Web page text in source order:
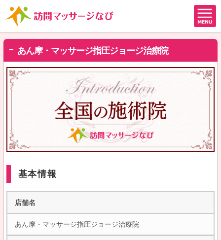
あん摩・マッサージ指圧ジョージ治療院
基本情報
店舗名
あん摩・マッサージ指圧ジョージ治療院